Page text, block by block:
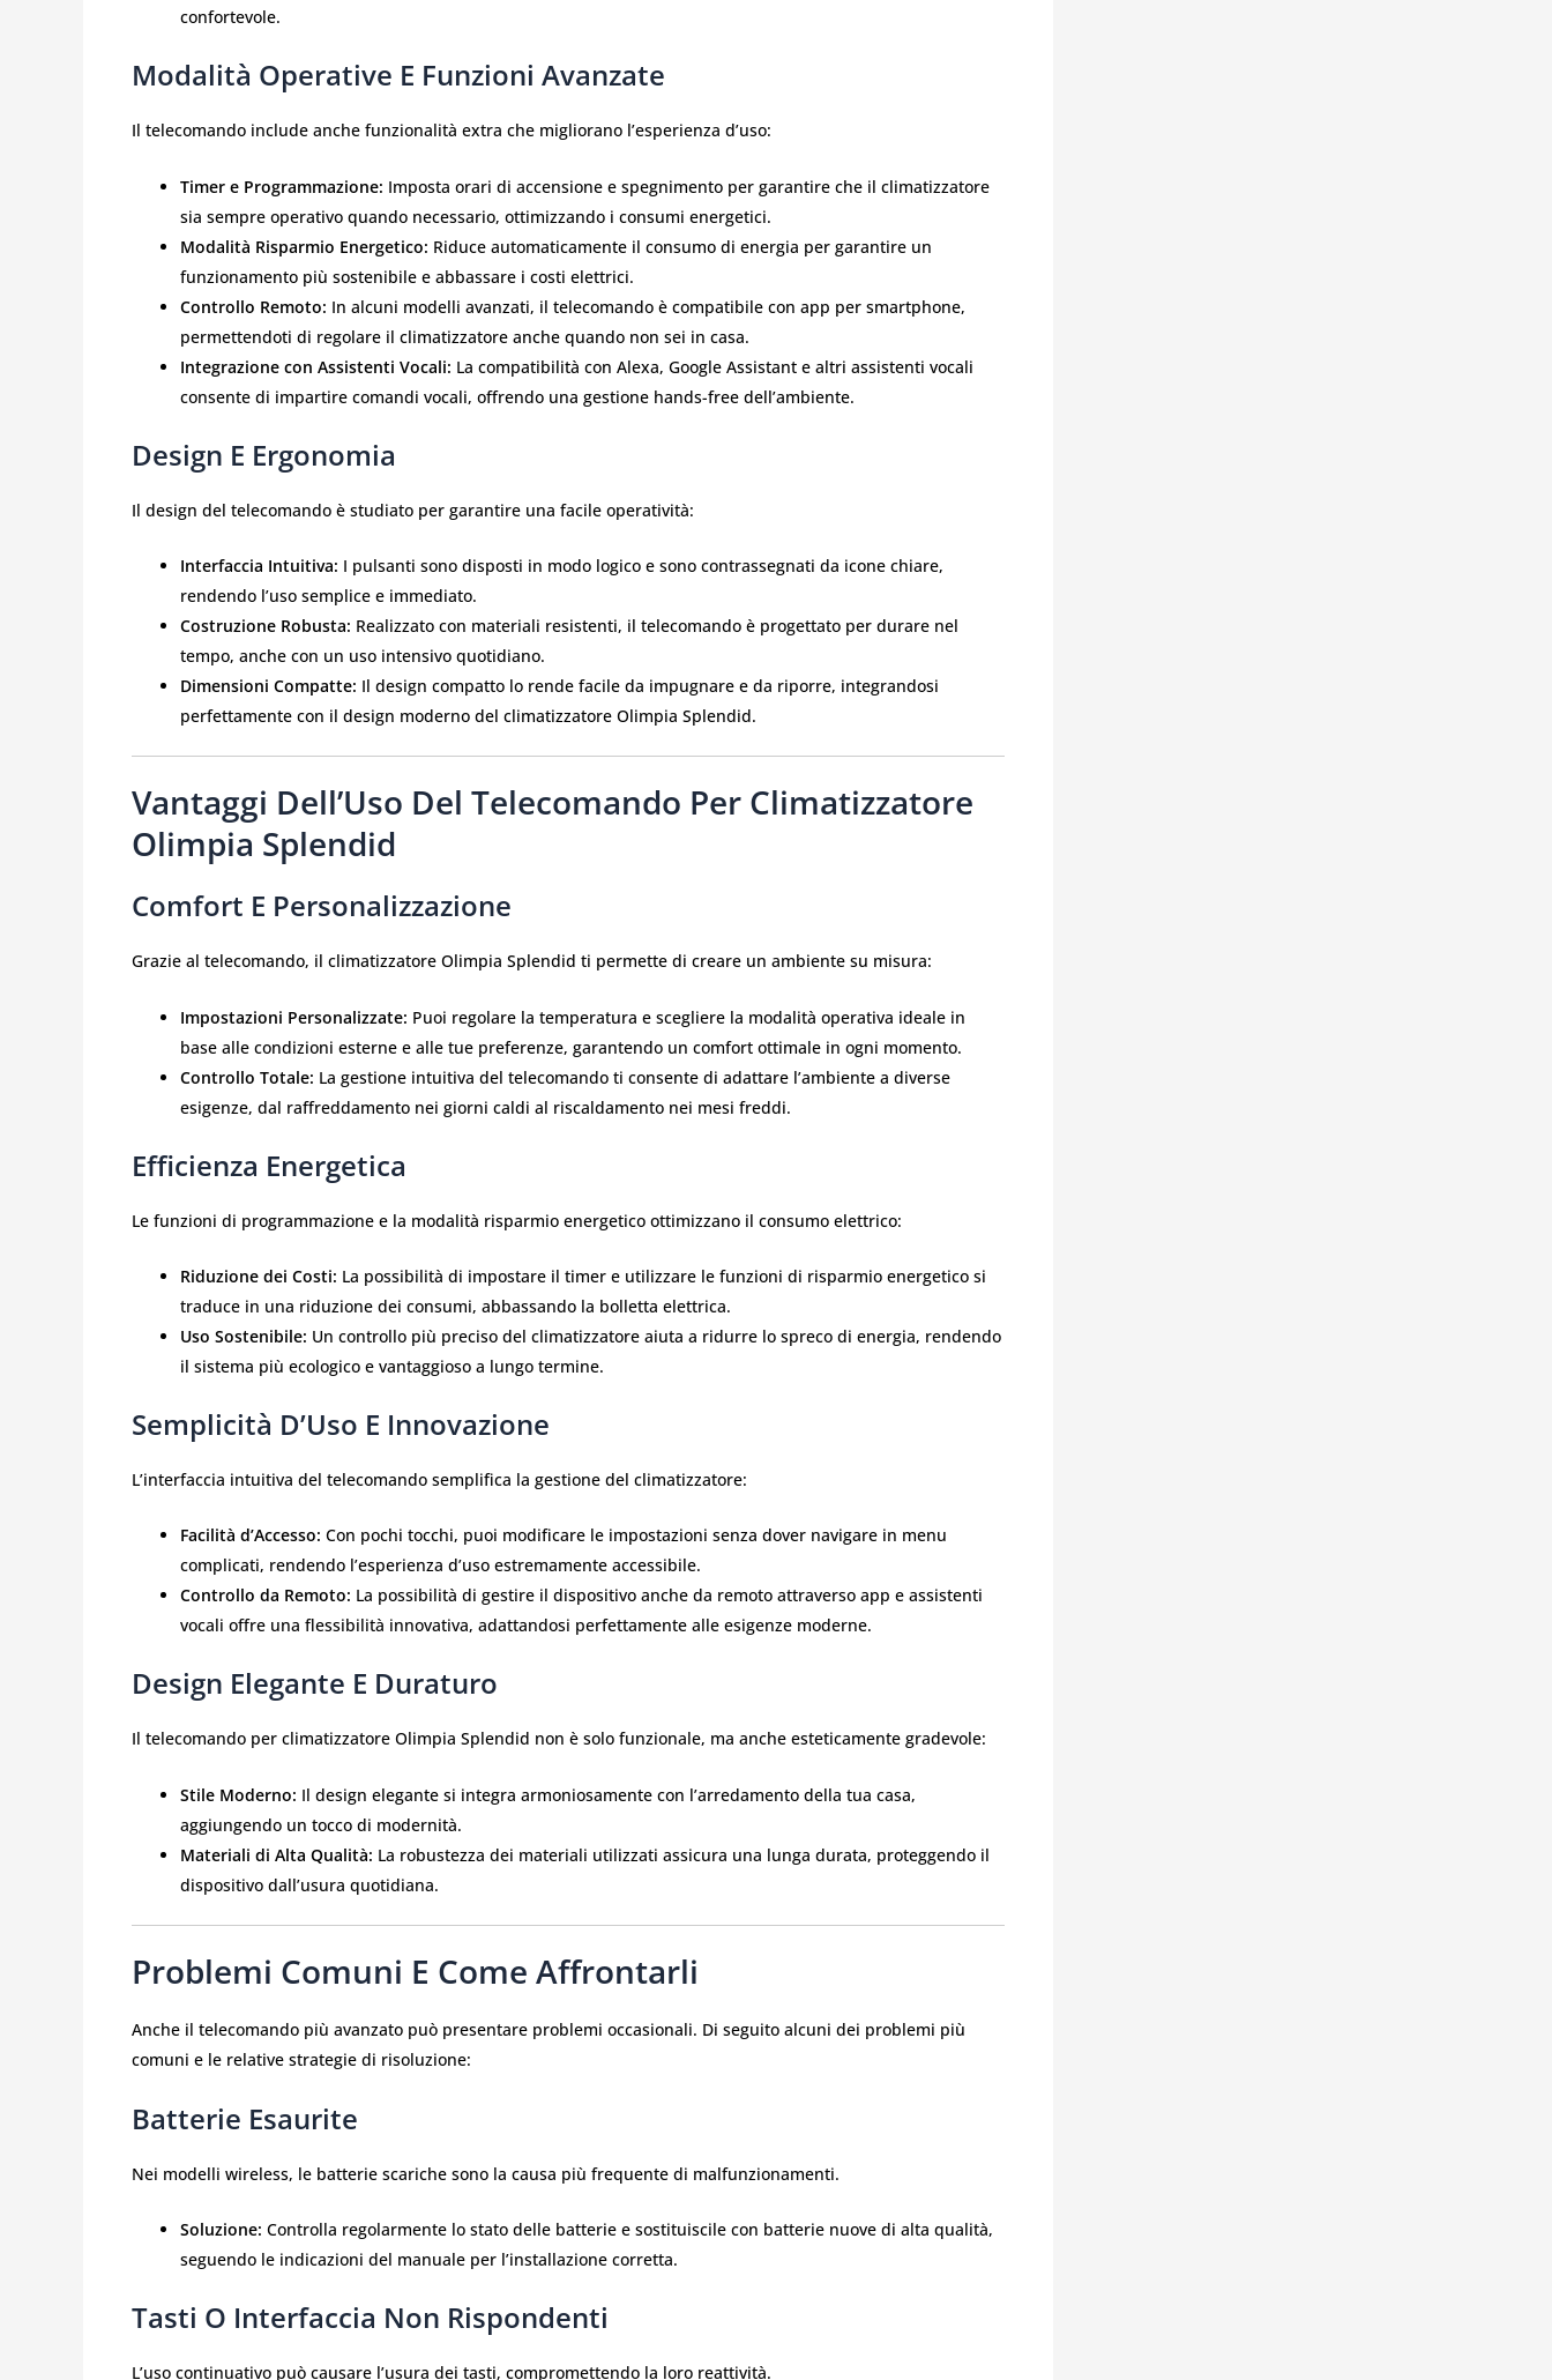
confortevole.
Modalità Operative E Funzioni Avanzate
Il telecomando include anche funzionalità extra che migliorano l’esperienza d’uso:
Timer e Programmazione: Imposta orari di accensione e spegnimento per garantire che il climatizzatore
sia sempre operativo quando necessario, ottimizzando i consumi energetici.
Modalità Risparmio Energetico: Riduce automaticamente il consumo di energia per garantire un
funzionamento più sostenibile e abbassare i costi elettrici.
Controllo Remoto: In alcuni modelli avanzati, il telecomando è compatibile con app per smartphone,
permettendoti di regolare il climatizzatore anche quando non sei in casa.
Integrazione con Assistenti Vocali: La compatibilità con Alexa, Google Assistant e altri assistenti vocali
consente di impartire comandi vocali, offrendo una gestione hands-free dell’ambiente.
Design E Ergonomia
Il design del telecomando è studiato per garantire una facile operatività:
Interfaccia Intuitiva: I pulsanti sono disposti in modo logico e sono contrassegnati da icone chiare,
rendendo l’uso semplice e immediato.
Costruzione Robusta: Realizzato con materiali resistenti, il telecomando è progettato per durare nel
tempo, anche con un uso intensivo quotidiano.
Dimensioni Compatte: Il design compatto lo rende facile da impugnare e da riporre, integrandosi
perfettamente con il design moderno del climatizzatore Olimpia Splendid.
Vantaggi Dell’Uso Del Telecomando Per Climatizzatore
Olimpia Splendid
Comfort E Personalizzazione
Grazie al telecomando, il climatizzatore Olimpia Splendid ti permette di creare un ambiente su misura:
Impostazioni Personalizzate: Puoi regolare la temperatura e scegliere la modalità operativa ideale in
base alle condizioni esterne e alle tue preferenze, garantendo un comfort ottimale in ogni momento.
Controllo Totale: La gestione intuitiva del telecomando ti consente di adattare l’ambiente a diverse
esigenze, dal raffreddamento nei giorni caldi al riscaldamento nei mesi freddi.
Efficienza Energetica
Le funzioni di programmazione e la modalità risparmio energetico ottimizzano il consumo elettrico:
Riduzione dei Costi: La possibilità di impostare il timer e utilizzare le funzioni di risparmio energetico si
traduce in una riduzione dei consumi, abbassando la bolletta elettrica.
Uso Sostenibile: Un controllo più preciso del climatizzatore aiuta a ridurre lo spreco di energia, rendendo
il sistema più ecologico e vantaggioso a lungo termine.
Semplicità D’Uso E Innovazione
L’interfaccia intuitiva del telecomando semplifica la gestione del climatizzatore:
Facilità d’Accesso: Con pochi tocchi, puoi modificare le impostazioni senza dover navigare in menu
complicati, rendendo l’esperienza d’uso estremamente accessibile.
Controllo da Remoto: La possibilità di gestire il dispositivo anche da remoto attraverso app e assistenti
vocali offre una flessibilità innovativa, adattandosi perfettamente alle esigenze moderne.
Design Elegante E Duraturo
Il telecomando per climatizzatore Olimpia Splendid non è solo funzionale, ma anche esteticamente gradevole:
Stile Moderno: Il design elegante si integra armoniosamente con l’arredamento della tua casa,
aggiungendo un tocco di modernità.
Materiali di Alta Qualità: La robustezza dei materiali utilizzati assicura una lunga durata, proteggendo il
dispositivo dall’usura quotidiana.
Problemi Comuni E Come Affrontarli
Anche il telecomando più avanzato può presentare problemi occasionali. Di seguito alcuni dei problemi più
comuni e le relative strategie di risoluzione:
Batterie Esaurite
Nei modelli wireless, le batterie scariche sono la causa più frequente di malfunzionamenti.
Soluzione: Controlla regolarmente lo stato delle batterie e sostituiscile con batterie nuove di alta qualità,
seguendo le indicazioni del manuale per l’installazione corretta.
Tasti O Interfaccia Non Rispondenti
L’uso continuativo può causare l’usura dei tasti, compromettendo la loro reattività.